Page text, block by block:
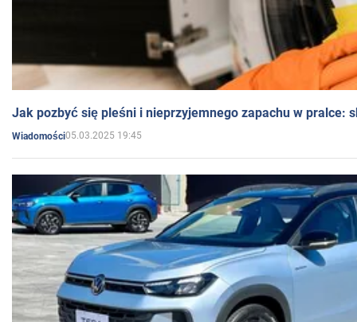
Jak pozbyć się pleśni i nieprzyjemnego zapachu w pralce:
Wiadomości05.03.2025 19:45